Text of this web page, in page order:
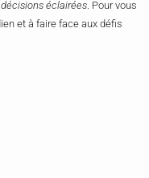
éclairées . Pour vous
et à faire face aux défis